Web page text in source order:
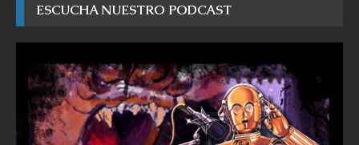
ESCUCHA NUESTRO PODCAST